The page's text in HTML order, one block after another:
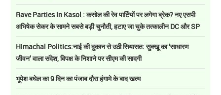
Rave Parties In Kasol : कसोल की रेव पार्टियों पर लगेगा ब्रेक? नए एसपी
अभिषेक सेकर के सामने सबसे बड़ी चुनौती, हटाए जा चुके तत्कालीन DC और SP
Himachal Politics:नाई की दुकान से उठी सियासत: सुक्खू का ‘साधारण
जीवन’ वाला संदेश, विपक्ष के निशाने पर सीएम की सादगी
भूपेश बघेल का 9 दिन का पंजाब दौरा हंगामे के बाद खत्म